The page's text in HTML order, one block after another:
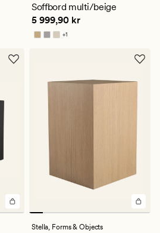
Soffbord multi/beige
Pris 5 999,90 kr
5 999,90 kr
+1Finns i fler färger
Stella, Forms & Objects